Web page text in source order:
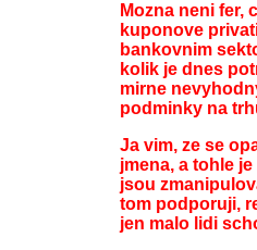
Mozna neni fer,
kuponove
bankovnim
kolik je dnes
mirne
podminky na
Ja vim, ze se
jmena, a tohle
jsou
tom podporuji,
jen malo lidi